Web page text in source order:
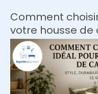
Comment
votre housse de